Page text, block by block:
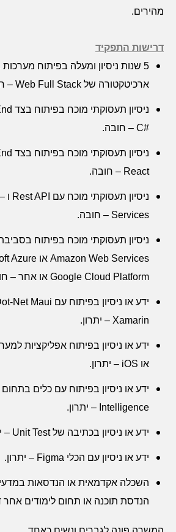
מהירים.
דרישות התפקיד
5 שנות ניסיון ומעלה בפיתוח
ארכיטקטורה של Web Full Stack
–
ניסיון תעסוקתי מוכח בפיתוח בצד
#
C – חובה.
ניסיון תעסוקתי מוכח בפיתוח בצד
React – חובה.
ניסיון תעסוקתי מוכח עם Rest API ו –
Services – חובה.
ניסיון תעסוקתי מוכח בפיתוח
Amazon Web Services או Azure
Google Cloud Platform או אחר –
ידע או ניסיון בפיתוח עם Net Maui
Xamarin – יתרון.
ידע או ניסיון בפיתוח אפליקציות
או iOS – יתרון.
ידע או ניסיון בפיתוח עם כלים בתחום
Intelligence – יתרון.
ידע או ניסיון בכתיבה שלUnit Test
–
ידע או ניסיון עם הכלי Figma – יתרון.
השכלה אקדמאית או הנדסאות
הנדסת תוכנה או תחום לימודים אחר